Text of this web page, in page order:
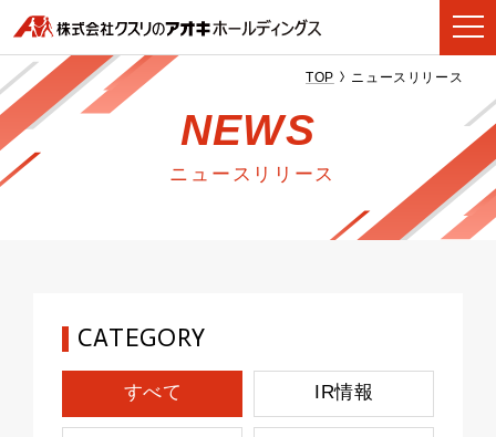
NEWS
ニュースリリース
TOP ニュースリリース
CATEGORY
すべて IR情報